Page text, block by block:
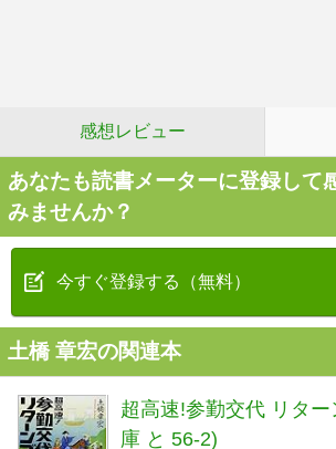
感想レビュー
あなたも読書メーターに登録して
みませんか？
今すぐ登録する（無料）
土橋 章宏の関連本
超高速!参勤交代 リタ
庫 と 56-2)